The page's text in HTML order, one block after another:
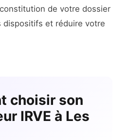
de votre dossier
dispositifs et réduire votre
choisir son
IRVE à Les